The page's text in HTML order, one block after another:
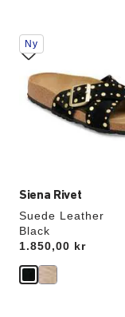
Siena Rivet
Suede Leather
Black
Price:
1.850,00 kr
Samhandling
med
swatch-
farger
oppdatere
produktbildet
Ny